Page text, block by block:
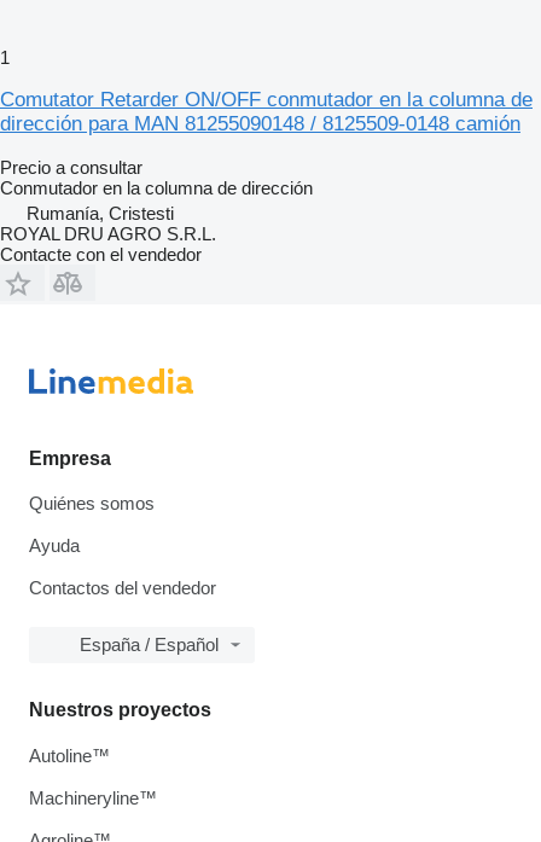
1
Comutator Retarder ON/OFF conmutador en la columna de
dirección para MAN 81255090148 / 8125509-0148 camión
Precio a consultar
Conmutador en la columna de dirección
Rumanía, Cristesti
ROYAL DRU AGRO S.R.L.
Contacte con el vendedor
Empresa
Quiénes somos
Ayuda
Contactos del vendedor
España / Español
Nuestros proyectos
Autoline™
Machineryline™